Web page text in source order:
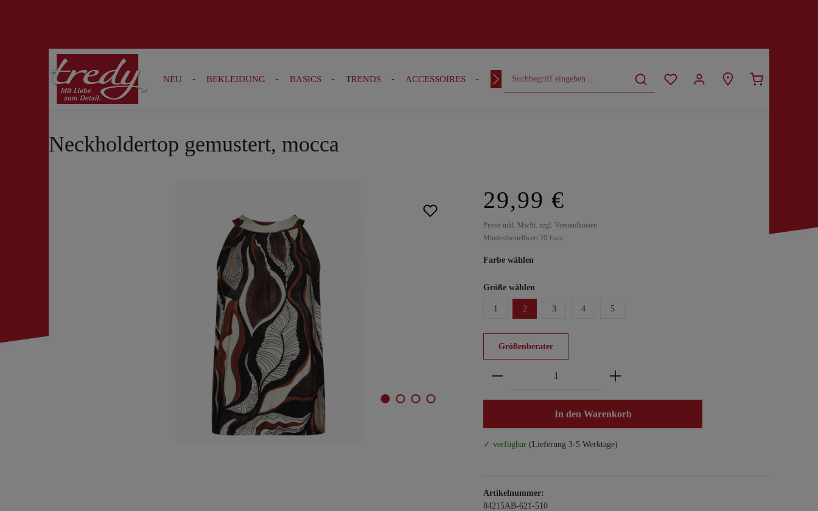
Zur Suche springen Zur Hauptnavigation springen
NEU BEKLEIDUNG BASICS TRENDS ACCESSOIRES OUTFITS CURVY
Neckholdertop gemustert, mocca
29,99 €
Preise inkl. MwSt. zzgl. Versandkosten
Mindestbestellwert 10 Euro
Farbe wählen
Größe wählen
1 2 3 4 5
Größenberater
Produkt Anzahl: Gib den gewünschten Wert ein oder
In den Warenkorb
✓ verfügbar (Lieferung 3-5 Werktage)
Artikelnummer:
84215AB-621-510